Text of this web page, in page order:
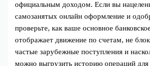
официальным доходом. Если вы
самозанятых онлайн оформление и
проверьте, как ваше основное
отображает движение по счетам, не
частые зарубежные поступления и
можно выгрузить историю операций